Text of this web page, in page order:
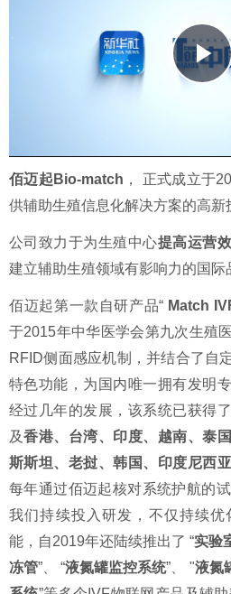
佰迈起Bio-match ， 正式成立于
供辅助生殖信息化解决方案的高新
公司致力于为生殖中心提高运营
建立辅助生殖领域有影响力的国际
佰迈起第一款自研产品“ Match
于2015年中华医学会第九次生殖
RFID侧面感应机制，并结合了自
特色功能，为国内唯一拥有发明
经过几年的发展，该系统已获得
及香港、台湾、印度、越南、泰
斯斯坦、老挝、韩国、印度尼西亚
每年通过佰迈起核对系统护航的
我们持续投入研发，不仅持续
能，自2019年还陆续推出了 “实验
冻管”、 “液氮罐监控系统”、 "液氮